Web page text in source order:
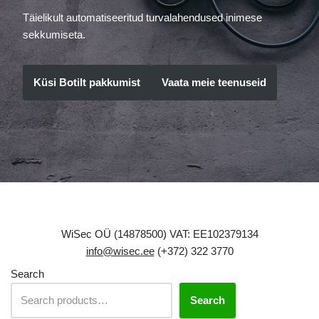
Täielikult automatiseeritud turvalahendused inimese
sekkumiseta.
Küsi Botilt pakkumist Vaata meie teenuseid
WiSec OÜ (14878500) VAT: EE102379134
info@wisec.ee(+372) 322 3770
Search
Search